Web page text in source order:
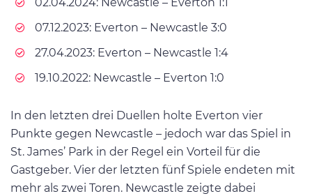
07.12.2023: Everton – Newcastle 3:0
27.04.2023: Everton – Newcastle 1:4
19.10.2022: Newcastle – Everton 1:0
In den letzten drei Duellen holte Everton vier
Punkte gegen Newcastle – jedoch war das Spiel in
St. James’ Park in der Regel ein Vorteil für die
Gastgeber. Vier der letzten fünf Spiele endeten mit
mehr als zwei Toren. Newcastle zeigte dabei